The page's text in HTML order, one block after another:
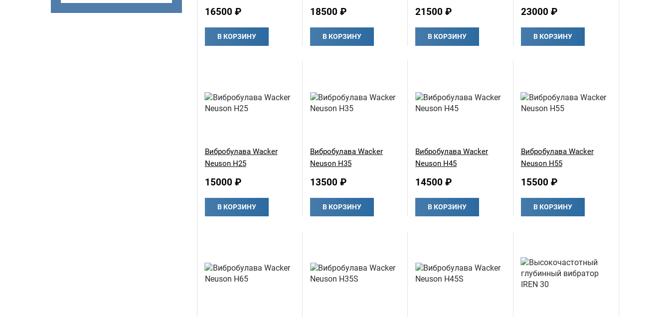
16500 ₽
В КОРЗИНУ
18500 ₽
В КОРЗИНУ
21500 ₽
В КОРЗИНУ
23000 ₽
В КОРЗИНУ
Вибробулава Wacker
Neuson Н25
15000 ₽
В КОРЗИНУ
Вибробулава Wacker
Neuson Н35
13500 ₽
В КОРЗИНУ
Вибробулава Wacker
Neuson Н45
14500 ₽
В КОРЗИНУ
Вибробулава Wacker
Neuson Н55
15500 ₽
В КОРЗИНУ